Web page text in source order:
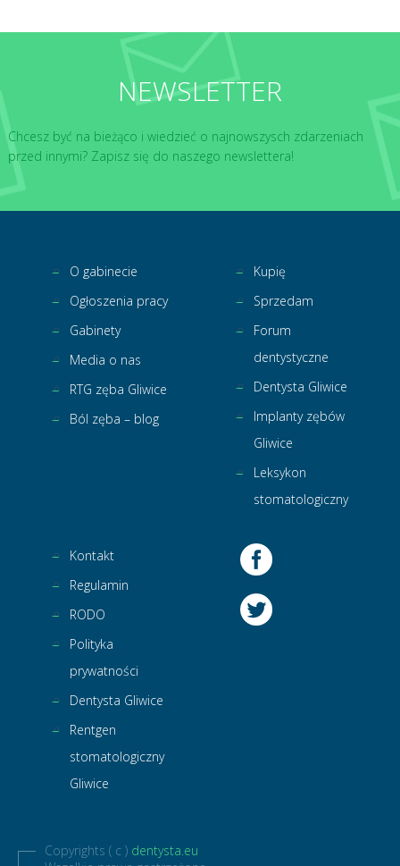
NEWSLETTER
Chcesz być na bieżąco i wiedzieć o najnowszysch zdarzeniach
przed innymi? Zapisz się do naszego newslettera!
O gabinecie
Ogłoszenia pracy
Gabinety
Media o nas
RTG zęba Gliwice
Ból zęba – blog
Kupię
Sprzedam
Forum
dentystyczne
Dentysta Gliwice
Implanty zębów
Gliwice
Leksykon
stomatologiczny
Kontakt
Regulamin
RODO
Polityka
prywatności
Dentysta Gliwice
Rentgen
stomatologiczny
Gliwice
Copyrights ( c ) dentysta.eu